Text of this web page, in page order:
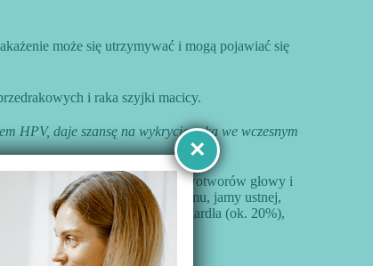
może się utrzymywać i mogą pojawiać się
i raka szyjki macicy.
HPV, daje szansę na wykrycie raka we wczesnym
u mężczyzn, niektórych nowotworów głowy i
a także nowotwory prącia, sromu, jamy ustnej,
i 3,5% u kobiet, nosogardła (ok. 20%),
×